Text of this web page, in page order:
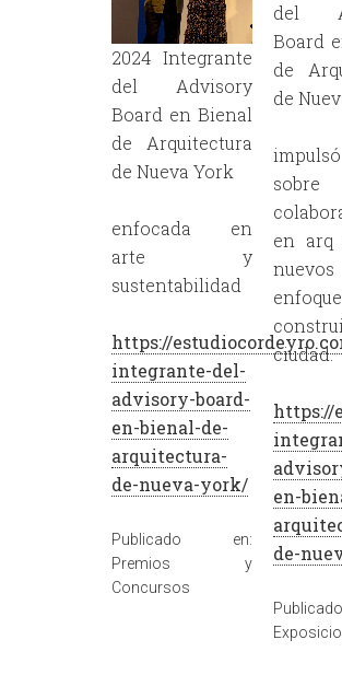
2024 Integrante
del Advisory
Board en Bienal
de Arquitectura
de Nueva York
enfocada en
arte y
sustentabilidad
https://
integrante-del-
advisory-board-
en-bienal-de-
arquitectura-
de-nueva-york/
Publicado en:
Premios y
Concursos
del
Board
de
de
sobre
en
nuevos
ciudad.
https://
en-
de-